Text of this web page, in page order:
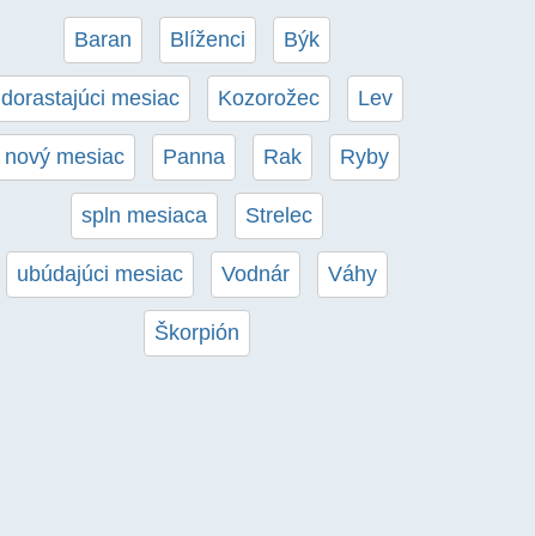
Baran Blíženci Býk
dorastajúci mesiac Kozorožec Lev
nový mesiac Panna Rak Ryby
spln mesiaca Strelec
ubúdajúci mesiac Vodnár Váhy
Škorpión